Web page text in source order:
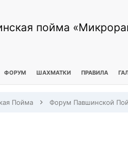
пойма
ФОРУМ ШАХМАТКИ ПРАВИЛА
Пойма Форум Павшинской